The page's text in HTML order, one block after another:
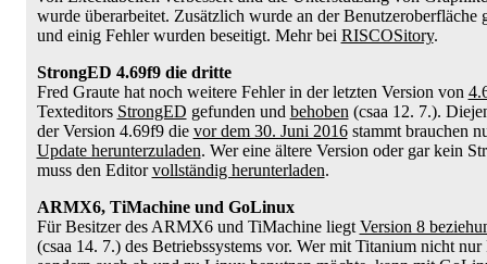
wurde überarbeitet. Zusätzlich wurde an der Benutzeroberfläche
und einig Fehler wurden beseitigt. Mehr bei RISCOSitory.
StrongED 4.69f9 die dritte
Fred Graute hat noch weitere Fehler in der letzten Version von
Texteditors StrongED gefunden und behoben (csaa 12. 7.).
der Version 4.69f9 die vor dem 30. Juni 2016stammt brauchen
Update herunterzuladen. Wer eine ältere Version oder gar kein
muss den Editorvollständig herunterladen.
ARMX6, TiMachine und GoLinux
Für Besitzer des ARMX6 und TiMachine liegt Version 8
(csaa 14. 7.) des Betriebssystems vor. Wer mit Titanium nicht